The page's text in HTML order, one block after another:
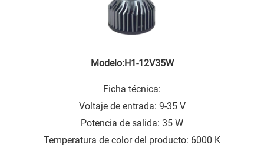
Modelo:H1-12V35W
Ficha técnica:
Voltaje de entrada: 9-35 V
Potencia de salida: 35 W
Temperatura de color del producto: 6000 K